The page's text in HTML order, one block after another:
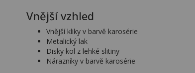
Vnější vzhled
Vnější kliky v barvě karosérie
Metalický lak
Disky kol z lehké slitiny
Nárazníky v barvě karosérie